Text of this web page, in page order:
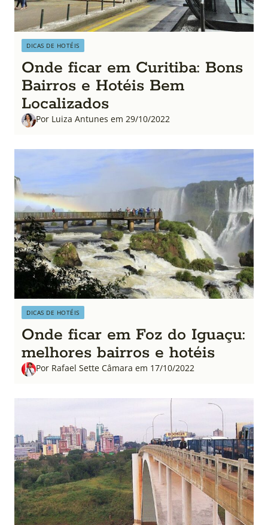
DICAS DE HOTÉIS
Onde ficar em Curitiba: Bons
Bairros e Hotéis Bem
Localizados
Por Luiza Antunes em 29/10/2022
DICAS DE HOTÉIS
Onde ficar em Foz do Iguaçu:
melhores bairros e hotéis
Por Rafael Sette Câmara em 17/10/2022